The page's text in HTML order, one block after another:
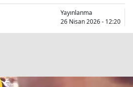
Yayınlanma
26 Nisan 2026 - 12:20